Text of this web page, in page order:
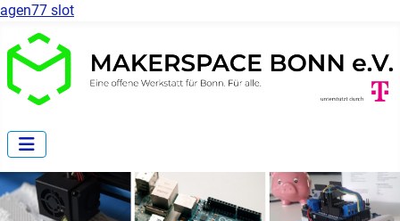
agen77 slot